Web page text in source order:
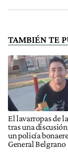
TAMBIÉN TE
El lavarropas de
tras una
un policía
General Belgrano